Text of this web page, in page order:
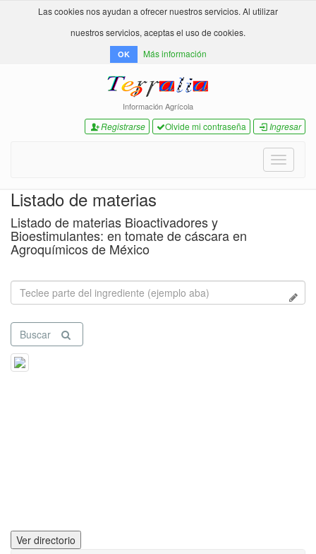
Las cookies nos ayudan a ofrecer nuestros servicios. Al utilizar
nuestros servicios, aceptas el uso de cookies.
OK Más información
Información Agrícola
Registrarse Olvide mi contraseña Ingresar
Toggle
Listado de materias
Listado de materias Bioactivadores y
Bioestimulantes: en tomate de cáscara en
Agroquímicos de México
Buscar
Ver directorio